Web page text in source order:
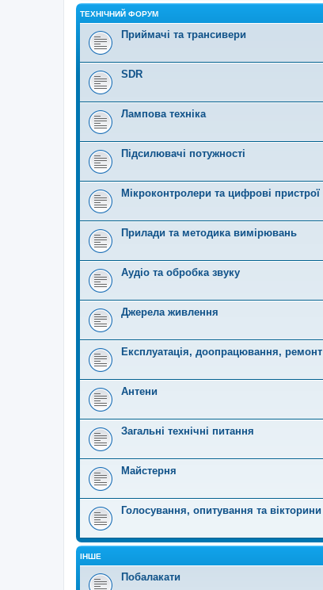
ТЕХНІЧНИЙ ФОРУМ
Приймачі та трансивери
SDR
Лампова техніка
Підсилювачі потужності
Мікроконтролери та цифрові пристрої
Прилади та методика вимірювань
Аудіо та обробка звуку
Джерела живлення
Експлуатація, доопрацювання, ремонт
Антени
Загальні технічні питання
Майстерня
Голосування, опитування та вікторини
ІНШЕ
Побалакати